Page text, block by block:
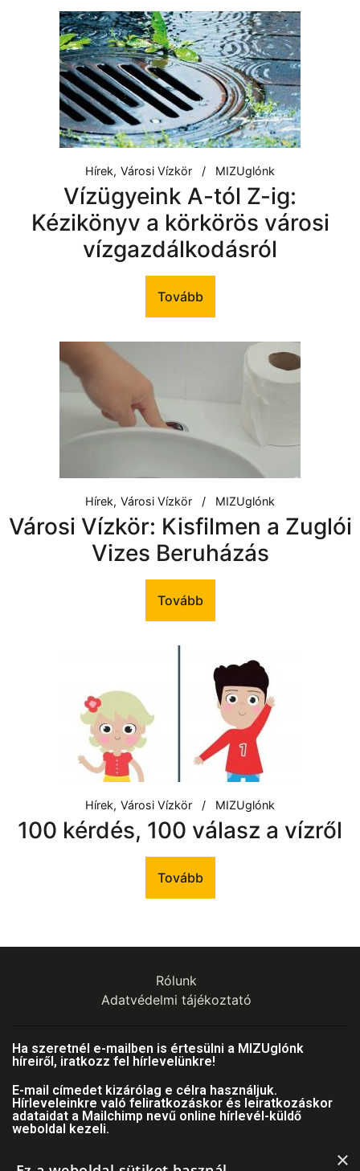
Hírek Városi Vízkör MIZUglónk
Vízügyeink A-tól Z-ig:
Kézikönyv a körkörös városi
vízgazdálkodásról
Tovább
Hírek Városi Vízkör MIZUglónk
Városi Vízkör: Kisfilmen a Zuglói
Vizes Beruházás
Tovább
Hírek Városi Vízkör MIZUglónk
100 kérdés, 100 válasz a vízről
Tovább
Rólunk
Adatvédelmi tájékoztató
Ha szeretnél e-mailben is értesülni a MIZUglónk
híreiről, iratkozz fel hírlevelünkre!
E-mail címedet kizárólag e célra használjuk.
Hírleveleinkre való feliratkozáskor és leiratkozáskor
adataidat a Mailchimp nevű online hírlevél-küldő
weboldal kezeli.
×